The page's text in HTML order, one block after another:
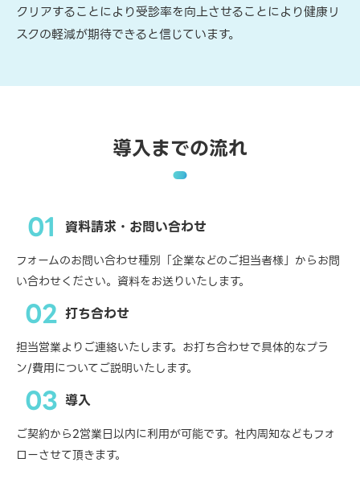
クリアすることにより受診率を向上させることにより健康リ
スクの軽減が期待できると信じています。
導入までの流れ
01 資料請求・お問い合わせ
フォームのお問い合わせ種別「企業などのご担当者様」からお問
い合わせください。資料をお送りいたします。
02 打ち合わせ
担当営業よりご連絡いたします。お打ち合わせで具体的なプラ
ン/費用についてご説明いたします。
03 導入
ご契約から2営業日以内に利用が可能です。社内周知などもフォ
ローさせて頂きます。